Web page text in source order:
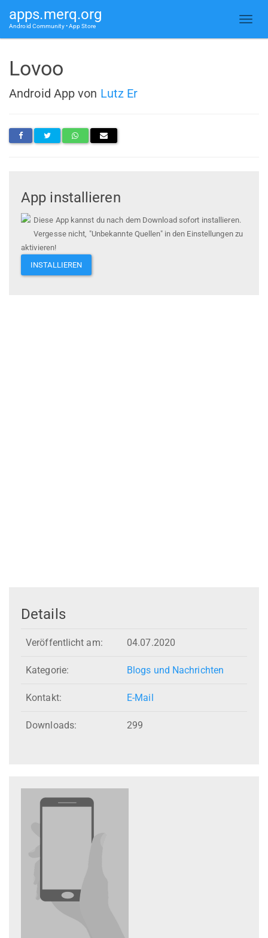
apps.merq.org
Android Community • App Store
Lovoo
Android App von Lutz Er
App installieren
Diese App kannst du nach dem Download sofort installieren.
Vergesse nicht, "Unbekannte Quellen" in den Einstellungen zu
aktivieren!
INSTALLIEREN
Details
Veröffentlicht am: 04.07.2020
Kategorie: Blogs und Nachrichten
Kontakt: E-Mail
Downloads: 299